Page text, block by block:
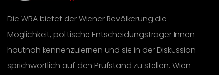
Die WBA bietet der Wiener Bevölkerung die
Möglichkeit, politische Entscheidungsträger Innen
hautnah kennenzulernen und sie in der Diskussion
sprichwörtlich auf den Prüfstand zu stellen. Wien